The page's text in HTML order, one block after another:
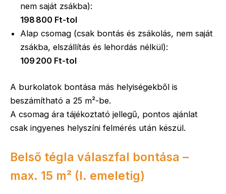
nem saját zsákba):
198 800 Ft-tol
Alap csomag (csak bontás és zsákolás, nem saját
zsákba, elszállítás és lehordás nélkül):
109 200 Ft-tol
A burkolatok bontása más helyiségekből is
beszámítható a 25 m²-be.
A csomag ára tájékoztató jellegű, pontos ajánlat
csak ingyenes helyszíni felmérés után készül.
Belső tégla válaszfal bontása –
max. 15 m² (I. emeletig)